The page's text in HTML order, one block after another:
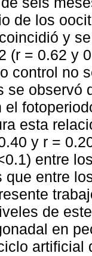
de los
y
(r = 0.62 y
control no
se observó
el
esta
y r =
entre
que entre
de
en
artificial